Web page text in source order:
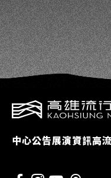
中心公告展演資訊高